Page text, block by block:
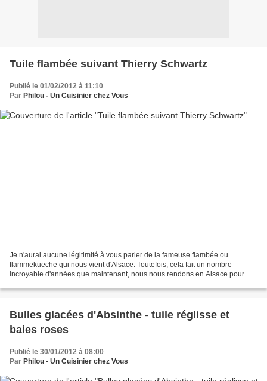
Tuile flambée suivant Thierry Schwartz
Publié le 01/02/2012 à 11:10
Par Philou - Un Cuisinier chez Vous
Je n'aurai aucune légitimité à vous parler de la fameuse flambée ou
flammekueche qui nous vient d'Alsace. Toutefois, cela fait un nombre
incroyable d'années que maintenant, nous nous rendons en Alsace pour
Bulles glacées d'Absinthe - tuile réglisse et
baies roses
Publié le 30/01/2012 à 08:00
Par Philou - Un Cuisinier chez Vous